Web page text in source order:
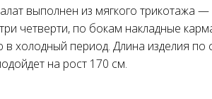
выполнен из мягкого трикотажа
четверти, по бокам накладные
холодный период. Длина изделия по
на рост 170 см.